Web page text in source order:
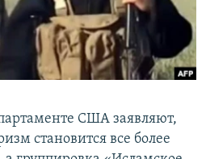
США заявляют,
становится все более